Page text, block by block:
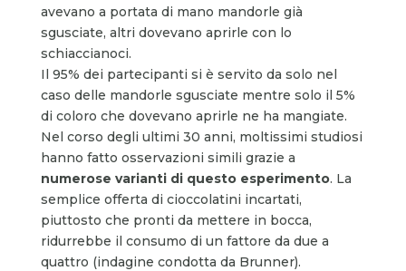
avevano a portata di mano mandorle già
sgusciate, altri dovevano aprirle con lo
schiaccianoci.
Il 95% dei partecipanti si è servito da solo nel
caso delle mandorle sgusciate mentre solo il 5%
di coloro che dovevano aprirle ne ha mangiate.
Nel corso degli ultimi 30 anni, moltissimi studiosi
hanno fatto osservazioni simili grazie a
numerose varianti di questo esperimento. La
semplice offerta di cioccolatini incartati,
piuttosto che pronti da mettere in bocca,
ridurrebbe il consumo di un fattore da due a
quattro (indagine condotta da Brunner).